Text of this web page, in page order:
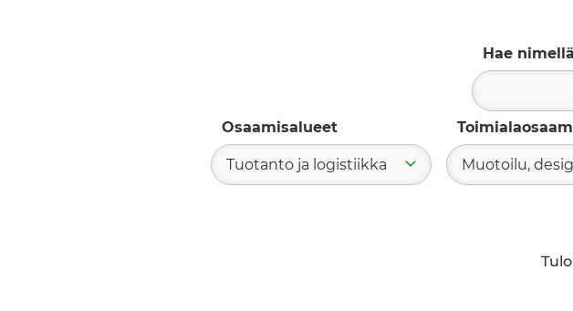
Hae nimellä
Osaamisalueet
Tuotanto ja logistiikka Muotoilu,